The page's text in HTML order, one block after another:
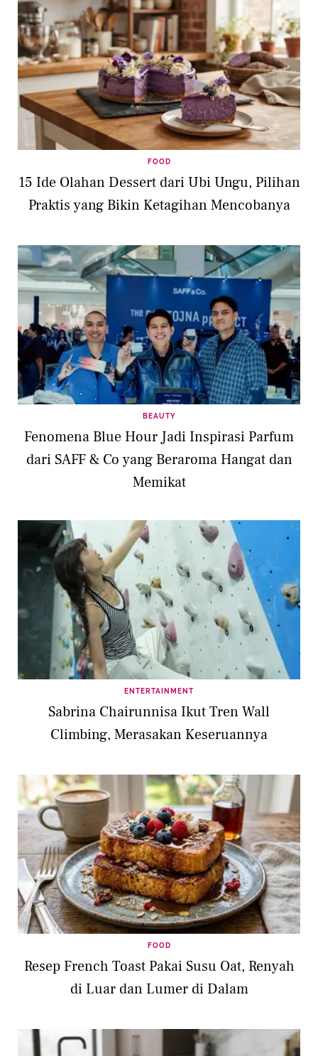
FOOD
15 Ide Olahan Dessert dari Ubi Ungu, Pilihan
Praktis yang Bikin Ketagihan Mencobanya
BEAUTY
Fenomena Blue Hour Jadi Inspirasi Parfum
dari SAFF & Co yang Beraroma Hangat dan
Memikat
ENTERTAINMENT
Sabrina Chairunnisa Ikut Tren Wall
Climbing, Merasakan Keseruannya
FOOD
Resep French Toast Pakai Susu Oat, Renyah
di Luar dan Lumer di Dalam